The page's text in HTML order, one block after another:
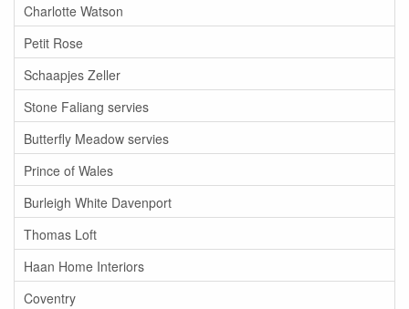
Charlotte Watson
Petit Rose
Schaapjes Zeller
Stone Faliang servies
Butterfly Meadow servies
Prince of Wales
Burleigh White Davenport
Thomas Loft
Haan Home Interiors
Coventry